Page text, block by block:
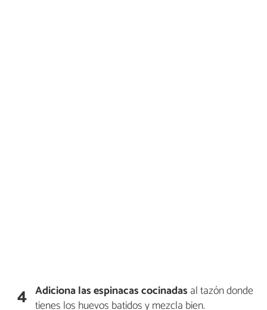
4 Adiciona las espinacas cocinadas al tazón donde
tienes los huevos batidos y mezcla bien.